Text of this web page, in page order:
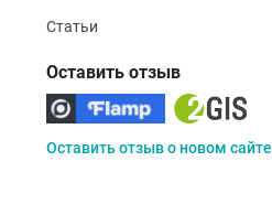
Статьи
Оставить отзыв
Оставить отзыв о новом сайте